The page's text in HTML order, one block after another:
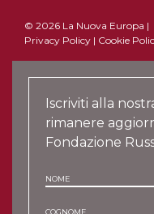
© 2026 La Nuova Europa |
Privacy Policy | Cookie
Iscriviti alla
rimanere
Fondazione
NOME
COGNOME